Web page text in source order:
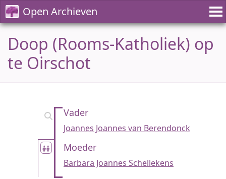
Open Archieven
Doop (Rooms-Katholiek) op
te Oirschot
Vader
Joannes Joannes van Berendonck
Moeder
Barbara Joannes Schellekens